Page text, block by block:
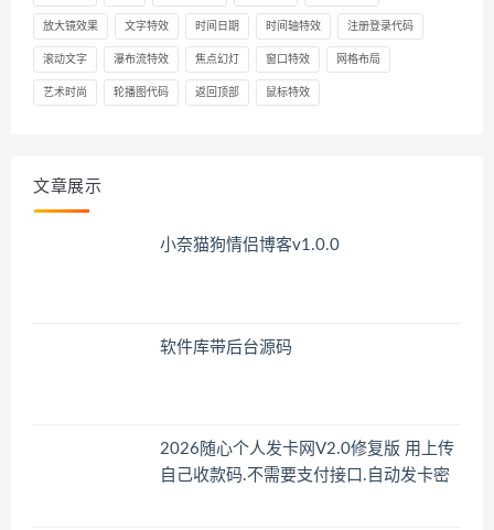
放大镜效果 文字特效 时间日期 时间轴特效 注册登录代码
滚动文字 瀑布流特效 焦点幻灯 窗口特效 网格布局
艺术时尚 轮播图代码 返回顶部 鼠标特效
文章展示
小奈猫狗情侣博客v1.0.0
软件库带后台源码
2026随心个人发卡网V2.0修复版 用上传
自己收款码.不需要支付接口.自动发卡密